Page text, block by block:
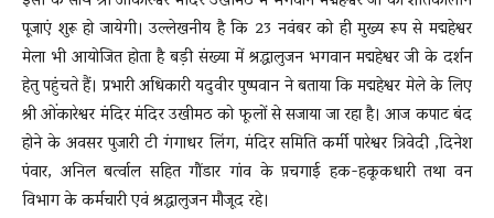
पूजाएं शुरू हो जायेगी। उल्लेखनीय है कि 23 नवंबर को ही मुख्य रूप से मद्महेश्वर
मेला भी आयोजित होता है बड़ी संख्या में श्रद्धालुजन भगवान मद्महेश्वर जी के दर्शन
हेतु पहुंचते हैं। प्रभारी अधिकारी यदुवीर पुष्पवान ने बताया कि मद्महेश्वर मेले के लिए
श्री ओंकारेश्वर मंदिर मंदिर उखीमठ को फूलों से सजाया जा रहा है। आज कपाट बंद
होने के अवसर पुजारी टी गंगाधर लिंग, मंदिर समिति कर्मी पारेश्वर त्रिवेदी ,दिनेश
पंवार, अनिल बर्त्वाल सहित गौंडार गांव के प़चगाई हक-हकूकधारी तथा वन
विभाग के कर्मचारी एवं श्रद्धालुजन मौजूद रहे।